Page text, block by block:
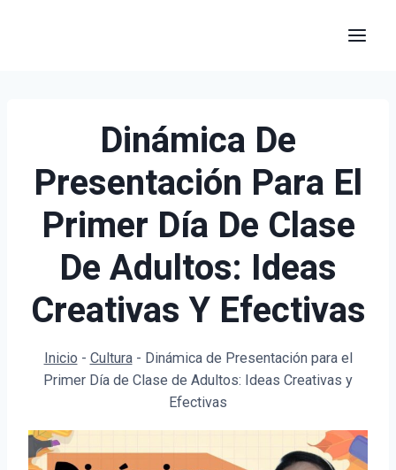
Dinámica De
Presentación Para El
Primer Día De Clase
De Adultos: Ideas
Creativas Y Efectivas
Inicio - Cultura- Dinámica de Presentación para el
Primer Día de Clase de Adultos: Ideas Creativas y
Efectivas